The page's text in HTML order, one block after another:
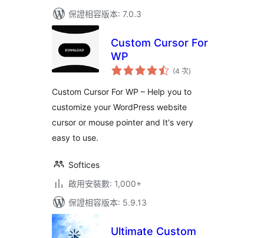
保證相容版本: 7.0.3
Custom Cursor For
WP
(4 次評
分
數
)
Custom Cursor For WP – Help you to
customize your WordPress website
cursor or mouse pointer and It's very
easy to use.
Softices
啟用安裝數: 1,000+
保證相容版本: 5.9.13
Ultimate Custom